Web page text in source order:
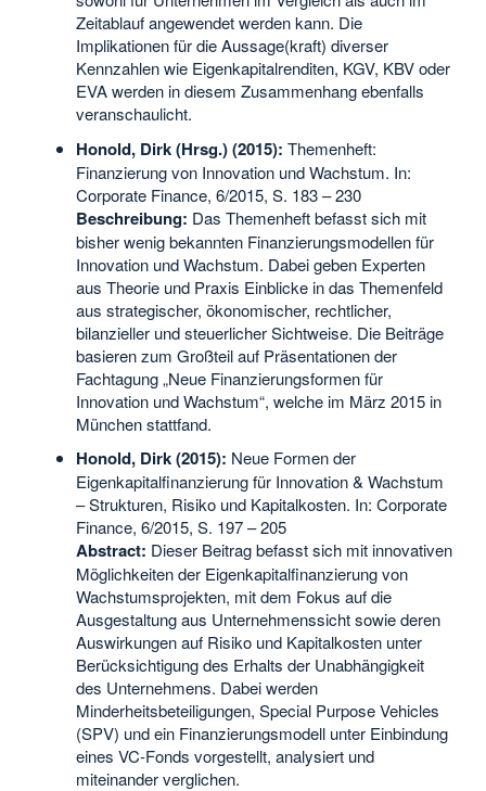
Zeitablauf angewendet werden kann. Die
Implikationen für die Aussage(kraft) diverser
Kennzahlen wie Eigenkapitalrenditen, KGV, KBV oder
EVA werden in diesem Zusammenhang ebenfalls
veranschaulicht.
Honold, Dirk (Hrsg.) (2015): Themenheft:
Finanzierung von Innovation und Wachstum. In:
Corporate Finance, 6/2015, S. 183 – 230
Beschreibung: Das Themenheft befasst sich mit
bisher wenig bekannten Finanzierungsmodellen für
Innovation und Wachstum. Dabei geben Experten
aus Theorie und Praxis Einblicke in das Themenfeld
aus strategischer, ökonomischer, rechtlicher,
bilanzieller und steuerlicher Sichtweise. Die Beiträge
basieren zum Großteil auf Präsentationen der
Fachtagung „Neue Finanzierungsformen für
Innovation und Wachstum“, welche im März 2015 in
München stattfand.
Honold, Dirk (2015): Neue Formen der
Eigenkapitalfinanzierung für Innovation & Wachstum
– Strukturen, Risiko und Kapitalkosten. In: Corporate
Finance, 6/2015, S. 197 – 205
Abstract: Dieser Beitrag befasst sich mit innovativen
Möglichkeiten der Eigenkapitalfinanzierung von
Wachstumsprojekten, mit dem Fokus auf die
Ausgestaltung aus Unternehmenssicht sowie deren
Auswirkungen auf Risiko und Kapitalkosten unter
Berücksichtigung des Erhalts der Unabhängigkeit
des Unternehmens. Dabei werden
Minderheitsbeteiligungen, Special Purpose Vehicles
(SPV) und ein Finanzierungsmodell unter Einbindung
eines VC-Fonds vorgestellt, analysiert und
miteinander verglichen.